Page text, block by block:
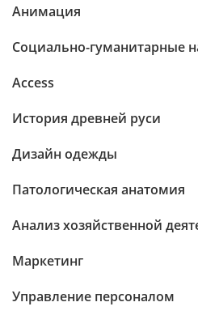
Анимация
Социально-гуманитарные
Access
История древней руси
Дизайн одежды
Патологическая анатомия
Анализ хозяйственной
Маркетинг
Управление персоналом